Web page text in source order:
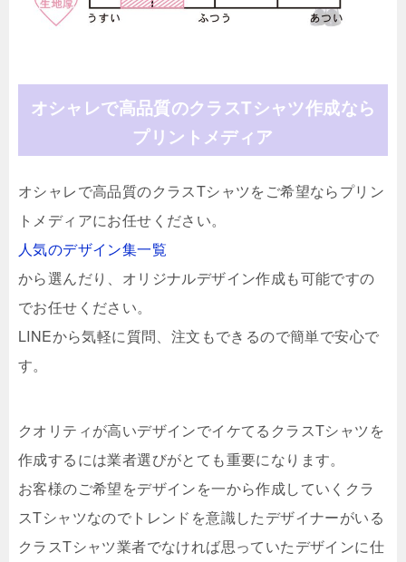
オシャレで高品質のクラスTシャツ作成なら
プリントメディア
オシャレで高品質のクラスTシャツをご希望ならプリン
トメディアにお任せください。
人気のデザイン集一覧
から選んだり、オリジナルデザイン作成も可能ですの
でお任せください。
LINEから気軽に質問、注文もできるので簡単で安心で
す。
クオリティが高いデザインでイケてるクラスTシャツを
作成するには業者選びがとても重要になります。
お客様のご希望をデザインを一から作成していくクラ
スTシャツなのでトレンドを意識したデザイナーがいる
クラスTシャツ業者でなければ思っていたデザインに仕